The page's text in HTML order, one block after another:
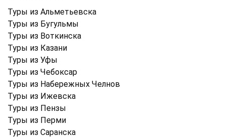
Туры из Альметьевска
Туры из Бугульмы
Туры из Воткинска
Туры из Казани
Туры из Уфы
Туры из Чебоксар
Туры из Набережных Челнов
Туры из Ижевска
Туры из Пензы
Туры из Перми
Туры из Саранска